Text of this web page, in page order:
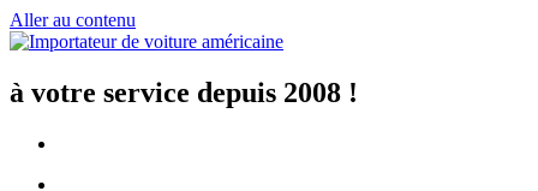
Aller au contenu
à votre service depuis 2008 !